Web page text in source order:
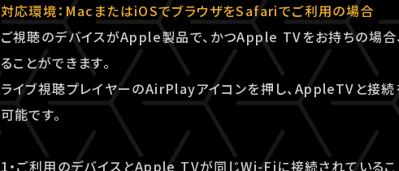
対応環境：MacまたはiOSでブラウザをSafariでご利用の場合
ご視聴のデバイスがApple製品で、かつApple TVをお持ちの場
ることができます。
ライブ視聴プレイヤーのAirPlayアイコンを押し、AppleTVと接続
可能です。
1・ご利用のデバイスとApple TVが同じWi-Fiに接続されている